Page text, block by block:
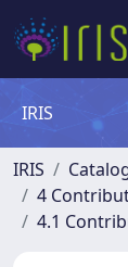
IRIS
IRIS
4
4.1